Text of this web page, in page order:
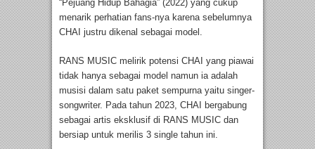
“Pejuang Hidup Bahagia” (2022) yang cukup
menarik perhatian fans-nya karena sebelumnya
CHAI justru dikenal sebagai model.
RANS MUSIC melirik potensi CHAI yang piawai
tidak hanya sebagai model namun ia adalah
musisi dalam satu paket sempurna yaitu singer-
songwriter. Pada tahun 2023, CHAI bergabung
sebagai artis eksklusif di RANS MUSIC dan
bersiap untuk merilis 3 single tahun ini.